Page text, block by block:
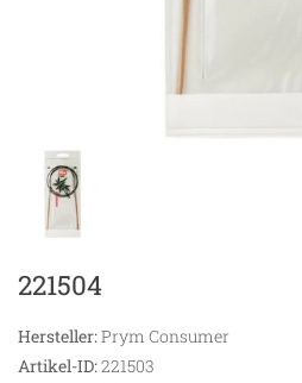
221504
Hersteller:Prym Consumer
Artikel-ID:221503